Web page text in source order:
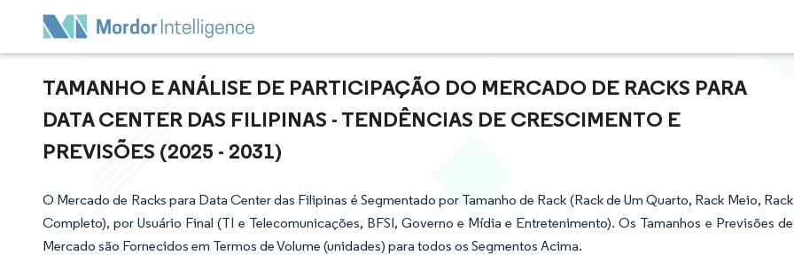
TAMANHO E ANÁLISE DE PARTICIPAÇÃO DO MERCADO DE RACKS PARA
DATA CENTER DAS FILIPINAS - TENDÊNCIAS DE CRESCIMENTO E
PREVISÕES (2025 - 2031)
O Mercado de Racks para Data Center das Filipinas é Segmentado por Tamanho de Rack (Rack de Um Quarto, Rack Meio, Rack
Completo), por Usuário Final (TI e Telecomunicações, BFSI, Governo e Mídia e Entretenimento). Os Tamanhos e Previsões de
Mercado são Fornecidos em Termos de Volume (unidades) para todos os Segmentos Acima.